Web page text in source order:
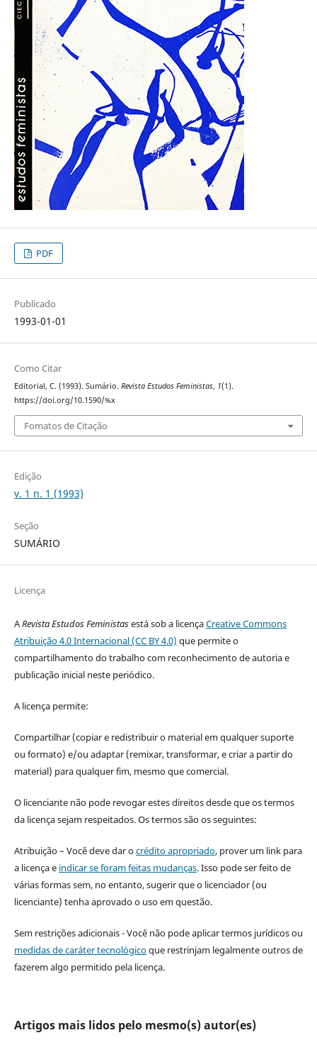
PDF
Publicado
1993-01-01
Como Citar
Editorial, C. (1993). Sumário. Revista Estudos Feministas, 1(1).
https://doi.org/10.1590/%x
Fomatos de Citação
Edição
v. 1 n. 1 (1993)
Seção
SUMÁRIO
Licença
ARevista Estudos Feministasestá sob a licençaCreative Commons
Atribuição 4.0 Internacional (CC BY 4.0) que permite o
compartilhamento do trabalho com reconhecimento de autoria e
publicação inicial neste periódico.
A licença permite:
Compartilhar (copiar e redistribuir o material em qualquer suporte
ou formato) e/ou adaptar (remixar, transformar, e criar a partir do
material) para qualquer fim, mesmo que comercial.
O licenciante não pode revogar estes direitos desde que os termos
da licença sejam respeitados. Os termos são os seguintes:
Atribuição – Você deve dar ocrédito apropriado, prover um link para
a licença e indicar se foram feitas mudanças. Isso pode ser feito de
várias formas sem, no entanto, sugerir que o licenciador (ou
licenciante) tenha aprovado o uso em questão.
Sem restrições adicionais - Você não pode aplicar termos jurídicos ou
medidas de caráter tecnológicoque restrinjam legalmente outros de
fazerem algo permitido pela licença.
Artigos mais lidos pelo mesmo(s) autor(es)